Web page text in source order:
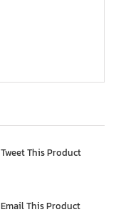
Tweet This Product
Email This Product